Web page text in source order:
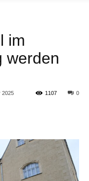
im
werden
2025 0
1107